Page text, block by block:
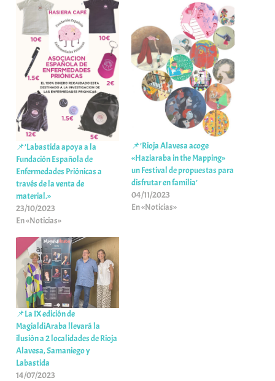
📌’Labastida apoya a la
Fundación Española de
Enfermedades Priónicas a
través de la venta de
material.»
23/10/2023
En «Noticias»
📌’Rioja Alavesa acoge
«Haziaraba in the Mapping»
un Festival de propuestas para
disfrutar en familia’
04/11/2023
En «Noticias»
📌La IX edición de
MagialdiAraba llevará la
ilusión a 2 localidades de Rioja
Alavesa, Samaniego y
Labastida
14/07/2023